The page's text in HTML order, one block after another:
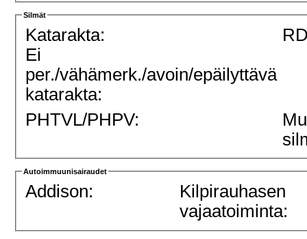
Silmät
Katarakta:
Ei
per./vähämerk./avoin/epäilyttävä
katarakta:
PHTVL/PHPV:
Autoimmuunisairaudet
Addison:
Kilpirauhasen
vajaatoiminta: